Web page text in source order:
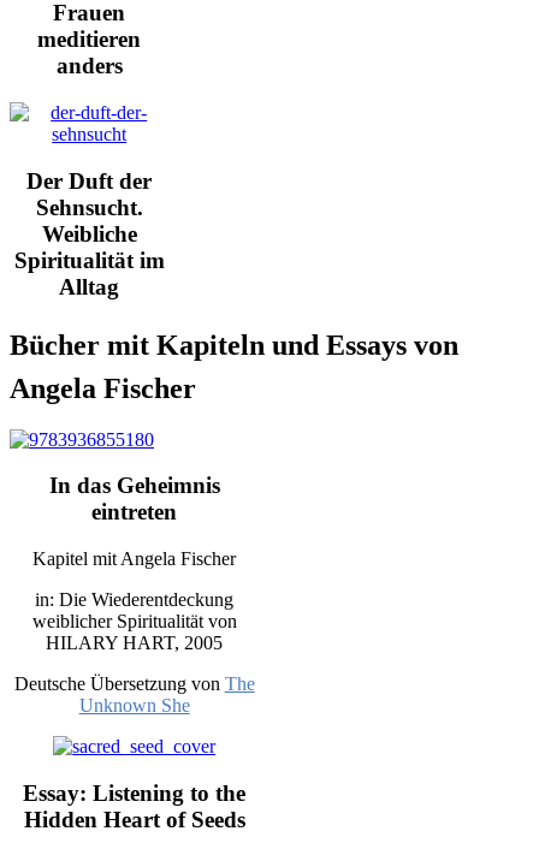
Frauen
meditieren
anders
Der Duft der
Sehnsucht.
Weibliche
Spiritualität im
Alltag
Bücher mit Kapiteln und Essays von
Angela Fischer
In das Geheimnis
eintreten
Kapitel mit Angela Fischer
in: Die Wiederentdeckung
weiblicher Spiritualität von
HILARY HART, 2005
Deutsche Übersetzung von The
Unknown She
Essay: Listening to the
Hidden Heart of Seeds